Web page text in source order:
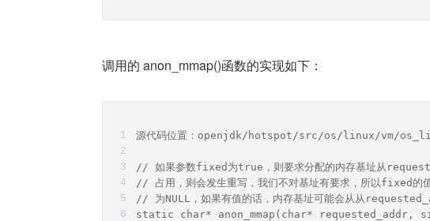
调用的 anon_mmap()函数的实现如下：
源代码位置：openjdk/hotspot/src/os/linux/vm/
// 如果参数fixed为true，则要求分配的内存基址从
// 占用，则会发生重写，我们不对基址有要求，所以fixed
// 为NULL，如果有值的话，内存基址可能会从从
static char* anon_mmap(char*